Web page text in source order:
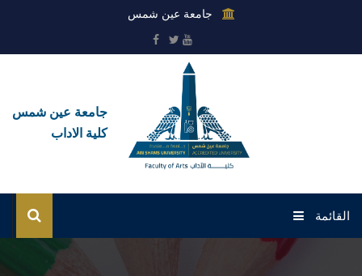
جامعة عين شمس
جامعة عين شمس
كلية الاداب
القائمة